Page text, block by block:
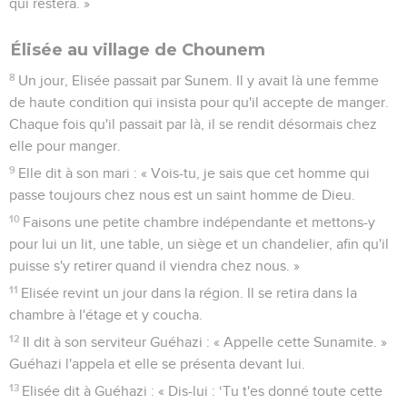
qui restera. »
Élisée au village de Chounem
8 Un jour, Elisée passait par Sunem. Il y avait là une femme
de haute condition qui insista pour qu'il accepte de manger.
Chaque fois qu'il passait par là, il se rendit désormais chez
elle pour manger.
9 Elle dit à son mari : « Vois-tu, je sais que cet homme qui
passe toujours chez nous est un saint homme de Dieu.
10 Faisons une petite chambre indépendante et mettons-y
pour lui un lit, une table, un siège et un chandelier, afin qu'il
puisse s'y retirer quand il viendra chez nous. »
11 Elisée revint un jour dans la région. Il se retira dans la
chambre à l'étage et y coucha.
12 Il dit à son serviteur Guéhazi : « Appelle cette Sunamite. »
Guéhazi l'appela et elle se présenta devant lui.
13 Elisée dit à Guéhazi : « Dis-lui : ‘Tu t'es donné toute cette